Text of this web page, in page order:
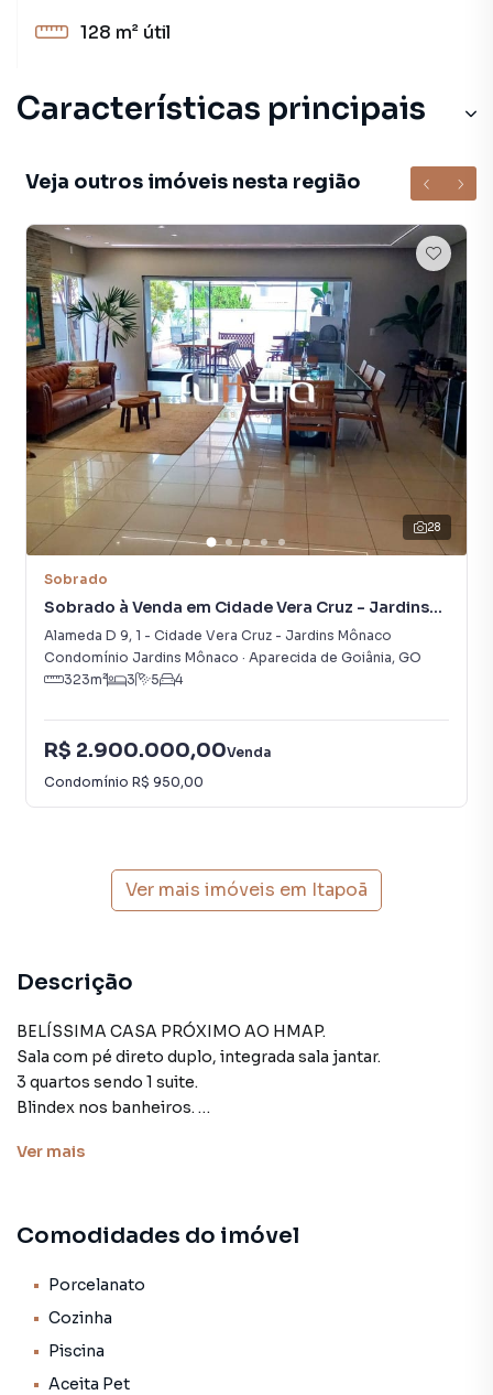
128 m² útil
Características principais
Aceita Pet
Aquecimento Solar
Churrasqueira
Veja outros imóveis nesta região
28
Sobrado
Sobrado à Venda em Cidade Vera Cruz - Jardins
Mônaco
Alameda D 9, 1 - Cidade Vera Cruz - Jardins Mônaco
Condomínio Jardins Mônaco · Aparecida de Goiânia, GO
323m² 3 5 4
R$ 2.900.000,00Venda
Condomínio R$ 950,00
Ver mais imóveis em Itapoã
Descrição
BELÍSSIMA CASA PRÓXIMO AO HMAP.
Sala com pé direto duplo, integrada sala jantar.
3 quartos sendo 1 suite.
Blindex nos banheiros.
Piscina com cascata, hidromassagem e aquecimento solar.
Acabamentos de alto padrão.
Ver mais
Comodidades do imóvel
Porcelanato
Cozinha
Piscina
Aceita Pet